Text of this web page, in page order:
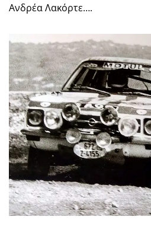
Ανδρέα Λακόρτε….